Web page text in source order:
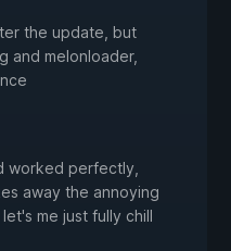
the update, but
and melonloader,
worked perfectly,
away the annoying
me just fully chill